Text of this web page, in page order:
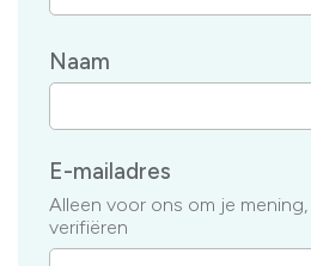
Naam
E-mailadres
Alleen voor ons om je
verifiëren